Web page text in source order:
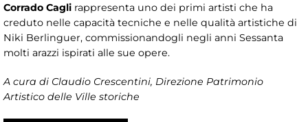
Corrado Cagli rappresenta uno dei primi artisti che ha
creduto nelle capacità tecniche e nelle qualità artistiche di
Niki Berlinguer, commissionandogli negli anni Sessanta
molti arazzi ispirati alle sue opere.
A cura di Claudio Crescentini, Direzione Patrimonio
Artistico delle Ville storiche